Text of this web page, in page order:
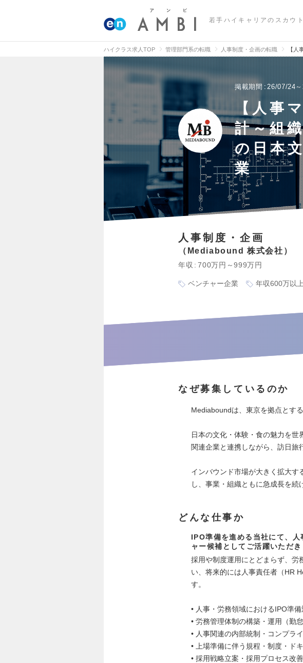
若手ハイキャリアのスカウ
ハイクラス求人TOP 管理部門系の転職 人事制度・企画の転職 【人
掲載期間 26/07/24
【人事
計～組
の日本
業
人事制度・企画
Mediabound 株式会社
年収 700万円～999万円
ベンチャー企業 年収600万以上
なぜ募集しているのか
Mediaboundは、東京を拠点とす
日本の文化・体験・食の魅力を
関連企業と連携しながら、訪日旅
インバウンド市場が大きく拡大
し、事業・組織ともに急成長を続
どんな仕事か
IPO準備を進める当社にて、
ャー候補としてご活躍いただき
採用や制度運用にとどまらず、労
い、将来的には人事責任者（HR
す。
• 人事・労務領域におけるIPO準
• 労務管理体制の構築・運用（勤
• 人事関連の内部統制・コンプラ
• 上場準備に伴う規程・制度・ド
• 採用戦略立案・採用プロセス改善